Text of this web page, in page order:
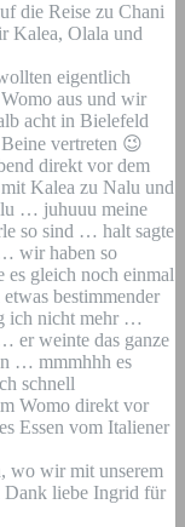
die Reise zu Chani
Kalea, Olala und
eigentlich
aus und wir
acht in Bielefeld
vertreten 😉
direkt vor dem
Kalea zu Nalu und
… juhuuu meine
so sind … halt sagte
wir haben so
gleich noch einmal
bestimmender
ich nicht mehr …
er weinte das ganze
… mmmhhh es
schnell
Womo direkt vor
Essen vom Italiener
wo wir mit unserem
liebe Ingrid für